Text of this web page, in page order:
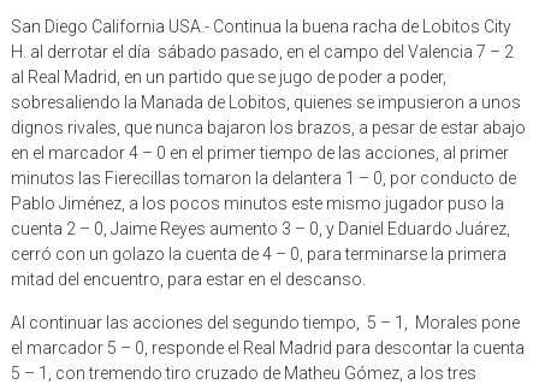
San Diego California USA.- Continua la buena racha de Lobitos City
H. al derrotar el día sábado pasado, en el campo del Valencia 7 – 2
al Real Madrid, en un partido que se jugo de poder a poder,
sobresaliendo la Manada de Lobitos, quienes se impusieron a unos
dignos rivales, que nunca bajaron los brazos, a pesar de estar abajo
en el marcador 4 – 0 en el primer tiempo de las acciones, al primer
minutos las Fierecillas tomaron la delantera 1 – 0, por conducto de
Pablo Jiménez, a los pocos minutos este mismo jugador puso la
cuenta 2 – 0, Jaime Reyes aumento 3 – 0, y Daniel Eduardo Juárez,
cerró con un golazo la cuenta de 4 – 0, para terminarse la primera
mitad del encuentro, para estar en el descanso.
Al continuar las acciones del segundo tiempo, 5 – 1, Morales pone
el marcador 5 – 0, responde el Real Madrid para descontar la cuenta
5 – 1, con tremendo tiro cruzado de Matheu Gómez, a los tres